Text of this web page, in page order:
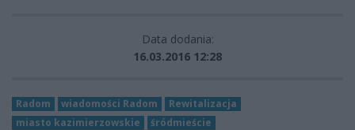
Data dodania:
16.03.2016 12:28
Radom wiadomości Radom
Rewitalizacja
miasto kazimierzowskie
śródmieście